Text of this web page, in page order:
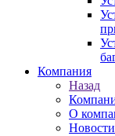
Компания
Назад
О
Новости